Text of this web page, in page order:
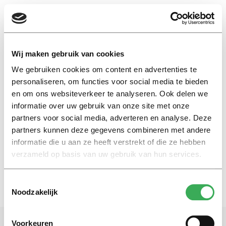
Wij maken gebruik van cookies
We gebruiken cookies om content en advertenties te
personaliseren, om functies voor social media te bieden
en om ons websiteverkeer te analyseren. Ook delen we
informatie over uw gebruik van onze site met onze
partners voor social media, adverteren en analyse. Deze
partners kunnen deze gegevens combineren met andere
informatie die u aan ze heeft verstrekt of die ze hebben
verzameld op basis van uw gebruik van hun services.
Noodzakelijk
Voorkeuren
EN
nachtmerrie
My First Head
Extensive lab studies have
confirmed our worst nightmare
10 februari 2022